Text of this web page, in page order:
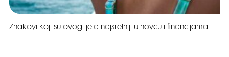
Znakovi koji su ovog ljeta najsretniji u novcu i financijama